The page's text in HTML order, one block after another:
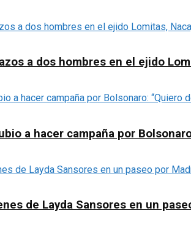
a dos hombres en el ejido
a hacer campaña por
de Layda Sansores en un